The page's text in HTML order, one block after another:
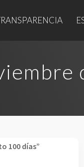
100 días”